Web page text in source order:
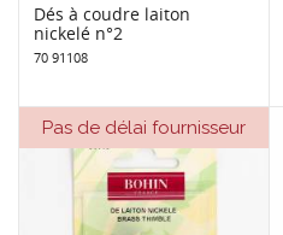
Dés à coudre laiton
nickelé n°2
70 91108
Pas de délai fournisseur